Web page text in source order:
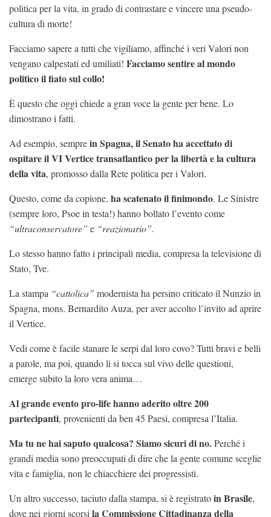
politica per la vita, in grado di contrastare e vincere una pseudo-
cultura di morte!
Facciamo sapere a tutti che vigiliamo, affinché i veri Valori non
vengano calpestati ed umiliati! Facciamo sentire al mondo
politico il fiato sul collo!
È questo che oggi chiede a gran voce la gente per bene. Lo
dimostrano i fatti.
Ad esempio, semprein Spagna, il Senato ha accettato di
ospitare il VI Vertice transatlantico per la libertà e la cultura
della vita, promosso dalla Rete politica per i Valori.
Questo, come da copione, ha scatenato il finimondo. Le Sinistre
(sempre loro, Psoe in testa!) hanno bollato l’evento come
“ultraconservatore” e “reazionario”.
Lo stesso hanno fatto i principali media, compresa la televisione di
Stato, Tve.
La stampa “cattolica” modernista ha persino criticato il Nunzio in
Spagna, mons. Bernardito Auza, per aver accolto l’invito ad aprire
il Vertice.
Vedi come è facile stanare le serpi dal loro covo? Tutti bravi e belli
a parole, ma poi, quando li si tocca sul vivo delle questioni,
emerge subito la loro vera anima…
Al grande evento pro-life hanno aderito oltre 200
partecipanti, provenienti da ben 45 Paesi, compresa l’Italia.
Ma tu ne hai saputo qualcosa? Siamo sicuri di no.Perché i
grandi media sono preoccupati di dire che la gente comune sceglie
vita e famiglia, non le chiacchiere dei progressisti.
Un altro successo, taciuto dalla stampa, si è registratoin Brasile,
dove nei giorni scorsi la Commissione Cittadinanza della